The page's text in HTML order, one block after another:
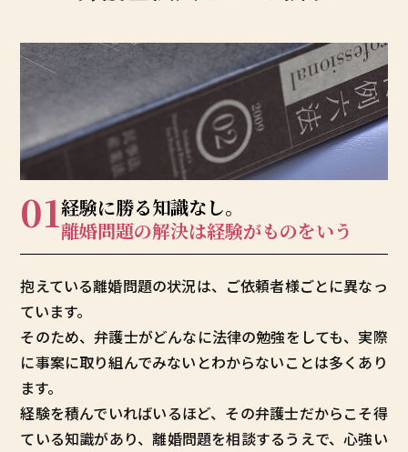
01経験に勝る知識なし。
離婚問題の解決は経験がものをいう
抱えている離婚問題の状況は、ご依頼者様ごとに異なっ
ています。
そのため、弁護士がどんなに法律の勉強をしても、実際
に事案に取り組んでみないとわからないことは多くあり
ます。
経験を積んでいればいるほど、その弁護士だからこそ得
ている知識があり、離婚問題を相談するうえで、心強い